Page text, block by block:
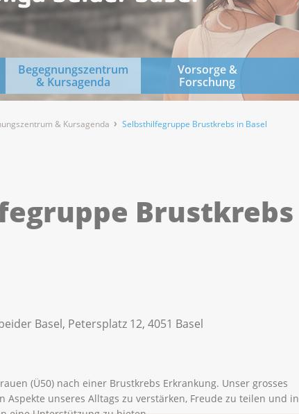
Begegnungszentrum
& Kursagenda
Vorsorge &
Forschung
& Kursagenda Selbsthilfegruppe Brustkrebs in Basel
Brustkrebs
Basel, Petersplatz 12, 4051 Basel
(Ü50) nach einer Brustkrebs Erkrankung. Unser grosses
Aspekte unseres Alltags zu verstärken, Freude zu teilen und in